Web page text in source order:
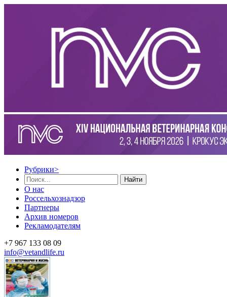
Рубрики>
Найти
О нас
Россельхознадзор
Партнеры
Архив номеров
Рекламодателям
+7 967 133 08 09
info@vetandlife.ru